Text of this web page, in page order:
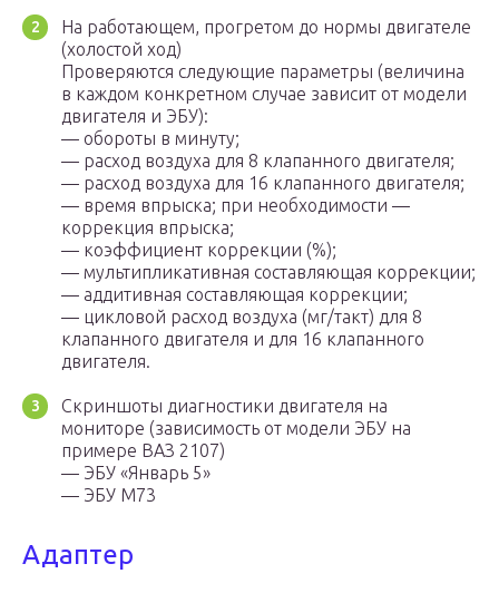
На работающем, прогретом до нормы двигателе
(холостой ход)
Проверяются следующие параметры (величина
в каждом конкретном случае зависит от модели
двигателя и ЭБУ):
— обороты в минуту;
— расход воздуха для 8 клапанного двигателя;
— расход воздуха для 16 клапанного двигателя;
— время впрыска; при необходимости —
коррекция впрыска;
— коэффициент коррекции (%);
— мультипликативная составляющая коррекции;
— аддитивная составляющая коррекции;
— цикловой расход воздуха (мг/такт) для 8
клапанного двигателя и для 16 клапанного
двигателя.
Скриншоты диагностики двигателя на
мониторе (зависимость от модели ЭБУ на
примере ВАЗ 2107)
— ЭБУ «Январь 5»
— ЭБУ М73
Адаптер